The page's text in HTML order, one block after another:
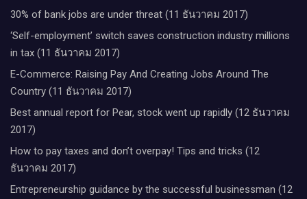
30% of bank jobs are under threat (11 ธันวาคม 2017)
‘Self-employment’ switch saves construction industry millions
in tax (11 ธันวาคม 2017)
E-Commerce: Raising Pay And Creating Jobs Around The
Country (11 ธันวาคม 2017)
Best annual report for Pear, stock went up rapidly (12 ธันวาคม
2017)
How to pay taxes and don’t overpay! Tips and tricks (12
ธันวาคม 2017)
Entrepreneurship guidance by the successful businessman (12